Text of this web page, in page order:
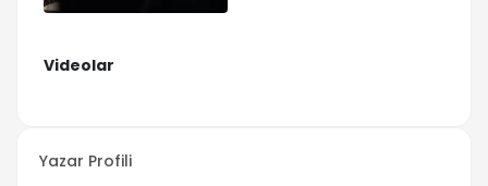
Videolar
Yazar Profili